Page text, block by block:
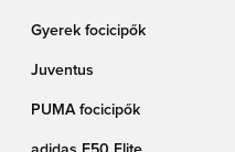
Gyerek focicipők
Juventus
PUMA focicipők